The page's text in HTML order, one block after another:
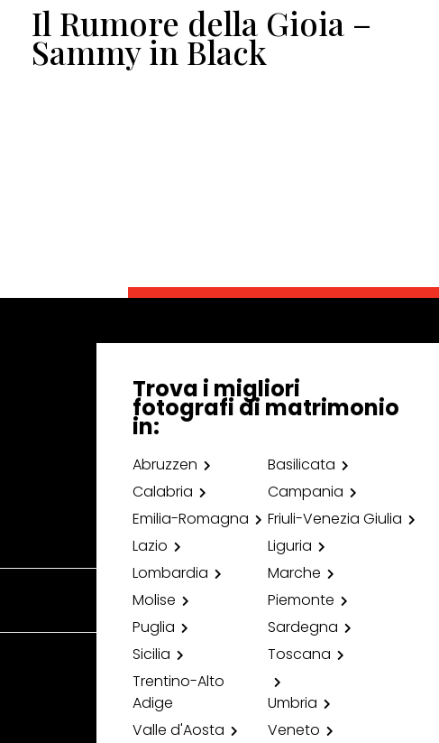
Il Rumore della Gioia –
Sammy in Black
Trova i migliori
fotografi di matrimonio
in:
Abruzzen
Basilicata
Calabria
Campania
Emilia-Romagna
Friuli-Venezia Giulia
Lazio
Liguria
Lombardia
Marche
Molise
Piemonte
Puglia
Sardegna
Sicilia
Toscana
Trentino-Alto
Adige
Umbria
Valle d'Aosta
Veneto